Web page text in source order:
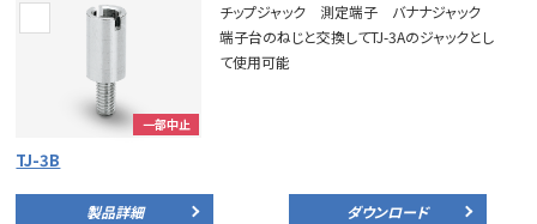
一部中止
TJ-3B
チップジャック 測定端子 バナナジャック
端子台のねじと交換してTJ-3Aのジャックとし
て使用可能
製品詳細 ダウンロード